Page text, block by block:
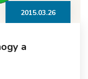
2015.03.26
a